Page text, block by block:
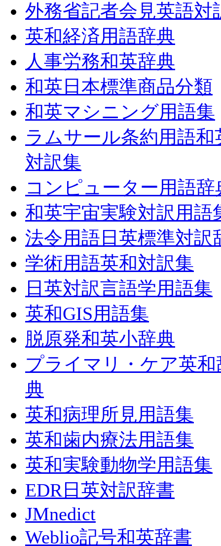
外務省記者会見英語対
英和経済用語辞典
人事労務和英辞典
和英日本標準商品分類
和英マシニング用語集
ラムサール条約用語和
対訳集
コンピューター用語辞
和英宇宙実験対訳用語
法令用語日英標準対訳
学術用語英和対訳集
日英対訳言語学用語集
英和GIS用語集
脱原発和英小辞典
プライマリ・ケア英和
典
英和病理所見用語集
英和歯内療法用語集
英和実験動物学用語集
EDR日英対訳辞書
JMnedict
Weblio記号和英辞書